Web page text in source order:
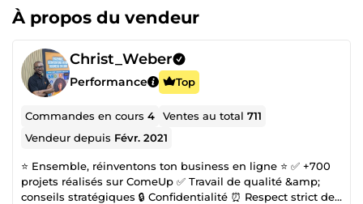
À propos du vendeur
Christ_Weber
Performance Top
Commandes en cours4 Ventes au total711
Vendeur depuis Févr. 2021
⭐️ Ensemble, réinventons ton business en ligne ⭐️ ✅ +700
projets réalisés sur ComeUp ✅ Travail de qualité &amp;
conseils stratégiques 🔒 Confidentialité ⏰ Respect strict des